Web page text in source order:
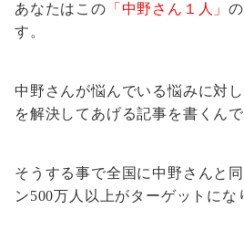
あなたはこの 「中野さん１人」
す。
中野さんが悩んでいる悩みに対
を解決してあげる記事を書くんで
そうする事で全国に中野さんと
ン500万人以上がターゲットにな